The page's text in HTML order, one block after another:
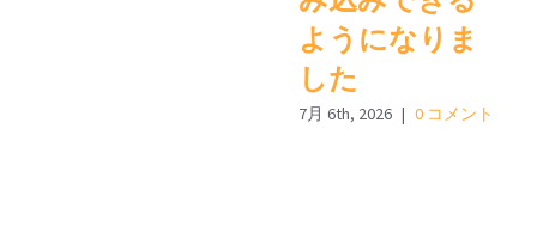
ようになりま
した
7月 6th, 2026 | 0 コメント